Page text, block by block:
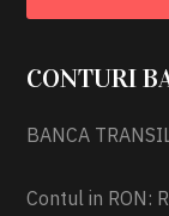
CONTURI
BANCA
Contul in RON: